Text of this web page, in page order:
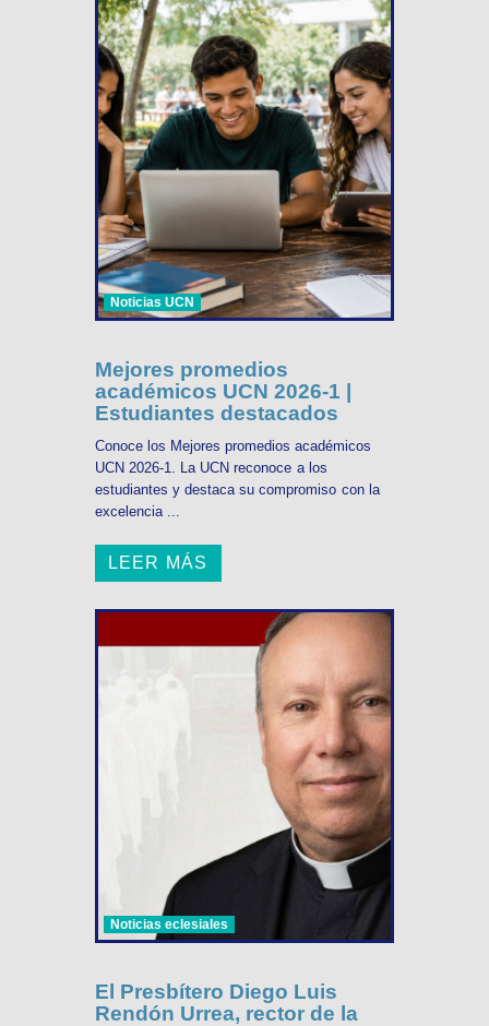
Noticias UCN
Mejores promedios
académicos UCN 2026-1 |
Estudiantes destacados
Conoce los Mejores promedios académicos
UCN 2026-1. La UCN reconoce a los
estudiantes y destaca su compromiso con la
excelencia ...
LEER MÁS
Noticias eclesiales
El Presbítero Diego Luis
Rendón Urrea, rector de la